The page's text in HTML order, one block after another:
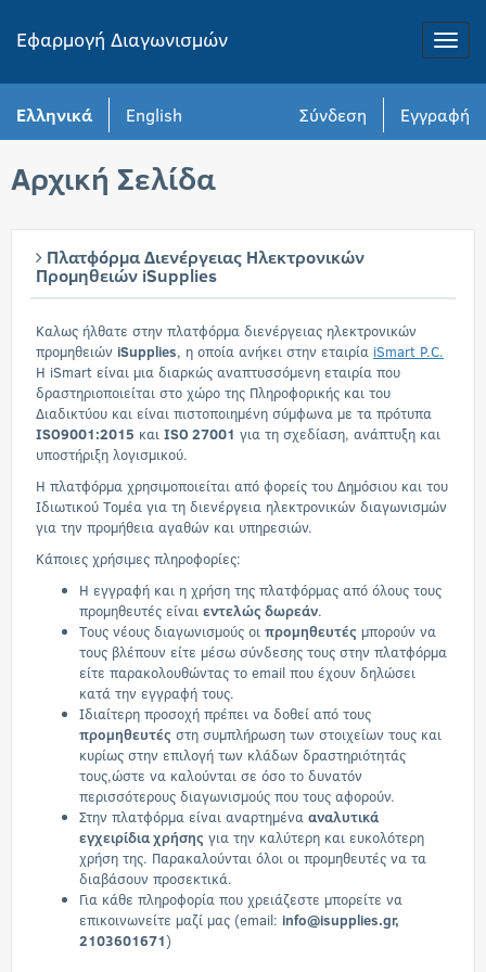
Toggle
Εφαρμογή Διαγωνισμών
Ελληνικά English Εγγραφή
Σύνδεση
Αρχική Σελίδα
Πλατφόρμα Διενέργειας Ηλεκτρονικών
Προμηθειών iSupplies
Καλως ήλθατε στην πλατφόρμα διενέργειας ηλεκτρονικών
προμηθειών iSupplies, η οποία ανήκει στην εταιρία iSmart P.C.
H iSmart είναι μια διαρκώς αναπτυσσόμενη εταιρία που
δραστηριοποιείται στο χώρο της Πληροφορικής και του
Διαδικτύου και είναι πιστοποιημένη σύμφωνα με τα πρότυπα
ISO9001:2015 και ISO 27001 για τη σχεδίαση, ανάπτυξη και
υποστήριξη λογισμικού.
Η πλατφόρμα χρησιμοποιείται από φορείς του Δημόσιου και του
Ιδιωτικού Τομέα για τη διενέργεια ηλεκτρονικών διαγωνισμών
για την προμήθεια αγαθών και υπηρεσιών.
Κάποιες χρήσιμες πληροφορίες:
Η εγγραφή και η χρήση της πλατφόρμας από όλους τους
προμηθευτές είναι εντελώς δωρεάν.
Τους νέους διαγωνισμούς οι προμηθευτές μπορούν να
τους βλέπουν είτε μέσω σύνδεσης τους στην πλατφόρμα
είτε παρακολουθώντας το email που έχουν δηλώσει
κατά την εγγραφή τους.
Ιδιαίτερη προσοχή πρέπει να δοθεί από τους
προμηθευτές στη συμπλήρωση των στοιχείων τους και
κυρίως στην επιλογή των κλάδων δραστηριότητάς
τους,ώστε να καλούνται σε όσο το δυνατόν
περισσότερους διαγωνισμούς που τους αφορούν.
Στην πλατφόρμα είναι αναρτημένα αναλυτικά
εγχειρίδια χρήσης για την καλύτερη και ευκολότερη
χρήση της. Παρακαλούνται όλοι οι προμηθευτές να τα
διαβάσουν προσεκτικά.
Για κάθε πληροφορία που χρειάζεστε μπορείτε να
επικοινωνείτε μαζί μας (email: info@isupplies.gr,
2103601671)